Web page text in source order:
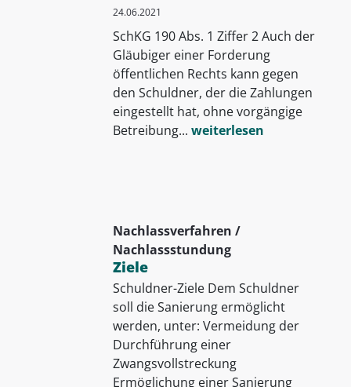
24.06.2021
SchKG 190 Abs. 1 Ziffer 2 Auch der
Gläubiger einer Forderung
öffentlichen Rechts kann gegen
den Schuldner, der die Zahlungen
eingestellt hat, ohne vorgängige
Betreibung... weiterlesen
Nachlassverfahren /
Nachlassstundung
Ziele
Schuldner-Ziele Dem Schuldner
soll die Sanierung ermöglicht
werden, unter: Vermeidung der
Durchführung einer
Zwangsvollstreckung
Ermöglichung einer Sanierung